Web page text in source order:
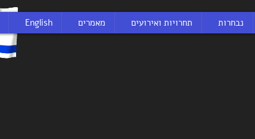
נבחרות תחרויות ואירועים מאמרים English